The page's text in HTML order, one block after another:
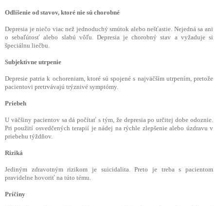
Odlíšenie od stavov, ktoré nie sú chorobné
Depresia je niečo viac než jednoduchý smútok alebo nešťastie. Nejedná sa ani
o sebaľútosť alebo slabú vôľu. Depresia je chorobný stav a vyžaduje si
špeciálnu liečbu.
Subjektívne utrpenie
Depresie patria k ochoreniam, ktoré sú spojené s najväčším utrpením, pretože
pacientovi pretrvávajú trýznivé symptómy.
Priebeh
U väčšiny pacientov sa dá počítať s tým, že depresia po určitej dobe odoznie.
Pri použití osvedčených terapií je nádej na rýchle zlepšenie alebo úzdravu v
priebehu týždňov.
Riziká
Jediným zdravotným rizikom je suicidalita. Preto je treba s pacientom
pravidelne hovoriť na túto tému.
Príčiny